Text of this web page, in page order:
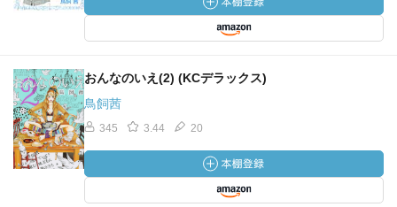
おんなのいえ(2) (KCデラックス)
鳥飼茜
345 3.44 20